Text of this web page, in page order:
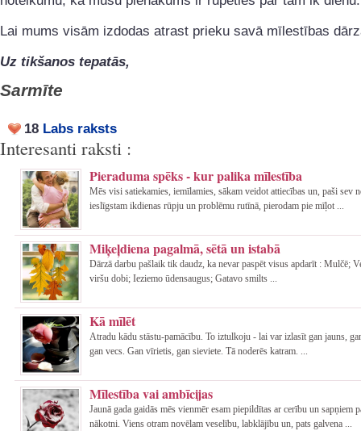
Lai mums visām izdodas atrast prieku savā mīlestības
Uz tikšanos tepatās,
Sarmīte
18 Labs raksts
Interesanti raksti :
Pieraduma spēks - kur palika mīlestība
Mēs visi satiekamies, iemīlamies, sākam veidot attiecības un, paši sev
ieslīgstam ikdienas rūpju un problēmu rutīnā, pierodam pie mīļot ...
Miķeļdiena pagalmā, sētā un istabā
Dārzā darbu pašlaik tik daudz, ka nevar paspēt visus apdarīt : Mulčē;
viršu dobi; Ieziemo ūdensaugus; Gatavo smilts ...
Kā mīlēt
Atradu kādu stāstu-pamācību. To iztulkoju - lai var izlasīt gan jauns,
gan vecs. Gan vīrietis, gan sieviete. Tā noderēs katram. ...
Mīlestība vai ambīcijas
Jaunā gada gaidās mēs vienmēr esam piepildītas ar cerību un sapņiem
nākotni. Viens otram novēlam veselību, labklājību un, pats galvena ...